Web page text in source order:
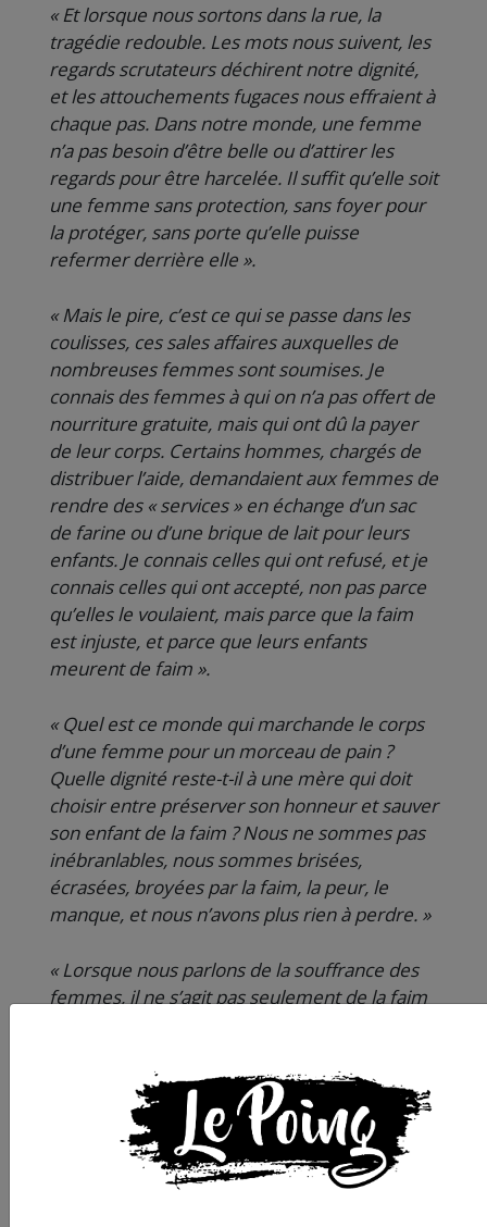
« Et lorsque nous sortons dans la rue, la
tragédie redouble. Les mots nous suivent, les
regards scrutateurs déchirent notre dignité,
et les attouchements fugaces nous effraient à
chaque pas. Dans notre monde, une femme
n’a pas besoin d’être belle ou d’attirer les
regards pour être harcelée. Il suffit qu’elle soit
une femme sans protection, sans foyer pour
la protéger, sans porte qu’elle puisse
refermer derrière elle ».
« Mais le pire, c’est ce qui se passe dans les
coulisses, ces sales affaires auxquelles de
nombreuses femmes sont soumises. Je
connais des femmes à qui on n’a pas offert de
nourriture gratuite, mais qui ont dû la payer
de leur corps. Certains hommes, chargés de
distribuer l’aide, demandaient aux femmes de
rendre des « services » en échange d’un sac
de farine ou d’une brique de lait pour leurs
enfants. Je connais celles qui ont refusé, et je
connais celles qui ont accepté, non pas parce
qu’elles le voulaient, mais parce que la faim
est injuste, et parce que leurs enfants
meurent de faim ».
« Quel est ce monde qui marchande le corps
d’une femme pour un morceau de pain ?
Quelle dignité reste-t-il à une mère qui doit
choisir entre préserver son honneur et sauver
son enfant de la faim ? Nous ne sommes pas
inébranlables, nous sommes brisées,
écrasées, broyées par la faim, la peur, le
manque, et nous n’avons plus rien à perdre. »
« Lorsque nous parlons de la souffrance des
femmes, il ne s’agit pas seulement de la faim
cauchemars font désormais partie de notre
vie et la peur constante ne nous quitte jamais.
Même après la fin de la guerre, nous vivons
dans la terreur constante de l’avenir. Nos
enfants sursautent dès qu’ils entendent un